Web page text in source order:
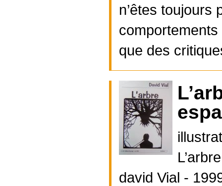
n’êtes toujours
que des
L’arbre
david Vial -